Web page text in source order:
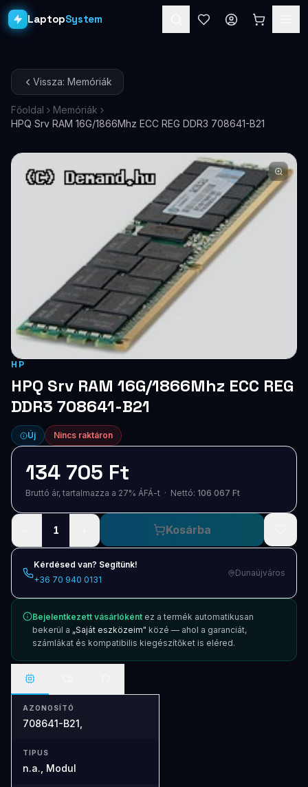
LaptopSystem
Asztali PC-k
Workstation PRO
Dokkolók
Ajándékkártya
Blog
Szolgáltatások
Támogatás
Új termékek ÚJ
Keresés Vásárlás
Vissza: Memóriák
Főoldal
Memóriák
HPQ Srv RAM 16G/1866Mhz ECC REG DDR3 708641-B21
HP
HPQ Srv RAM 16G/1866Mhz ECC REG
DDR3 708641-B21
Új Nincs raktáron
134 705 Ft
Bruttó ár, tartalmazza a 27% ÁFÁ-t · Nettó: 106 067 Ft
1 Kosárba
Kérdésed van? Segítünk!
+36 70 940 0131
Dunaújváros
Bejelentkezett vásárlóként ez a termék automatikusan
bekerül a „Saját eszközeim" közé — ahol a garanciát,
számlákat és kompatibilis kiegészítőket is eléred.
AZONOSÍTÓ
708641-B21,
TIPUS
n.a., Modul